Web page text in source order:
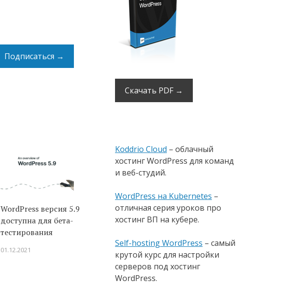
Подписаться →
WordPress версия 5.9
доступна для бета-
тестирования
01.12.2021
Скачать PDF →
Koddrio Cloud – облачный
хостинг WordPress для команд
и веб-студий.
WordPress на Kubernetes –
отличная серия уроков про
хостинг ВП на кубере.
Self-hosting WordPress – самый
крутой курс для настройки
серверов под хостинг
WordPress.